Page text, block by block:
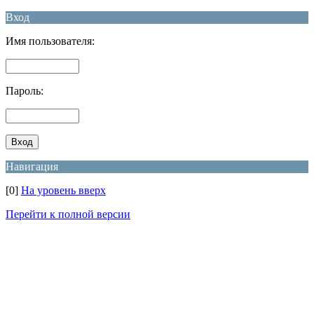
Вход
Имя пользователя:
Пароль:
Навигация
[0] На уровень вверх
Перейти к полной версии